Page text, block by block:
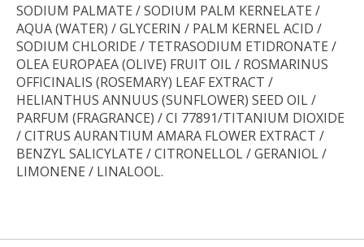
SODIUM PALMATE / SODIUM PALM KERNELATE /
AQUA (WATER) / GLYCERIN / PALM KERNEL ACID /
SODIUM CHLORIDE / TETRASODIUM ETIDRONATE /
OLEA EUROPAEA (OLIVE) FRUIT OIL / ROSMARINUS
OFFICINALIS (ROSEMARY) LEAF EXTRACT /
HELIANTHUS ANNUUS (SUNFLOWER) SEED OIL /
PARFUM (FRAGRANCE) / CI 77891/TITANIUM DIOXIDE
/ CITRUS AURANTIUM AMARA FLOWER EXTRACT /
BENZYL SALICYLATE / CITRONELLOL / GERANIOL /
LIMONENE / LINALOOL.